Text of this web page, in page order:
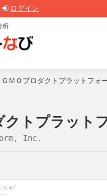
ログイン
析
ＧＭＯプロダクトプラットフォ
クトプラット
Inc.